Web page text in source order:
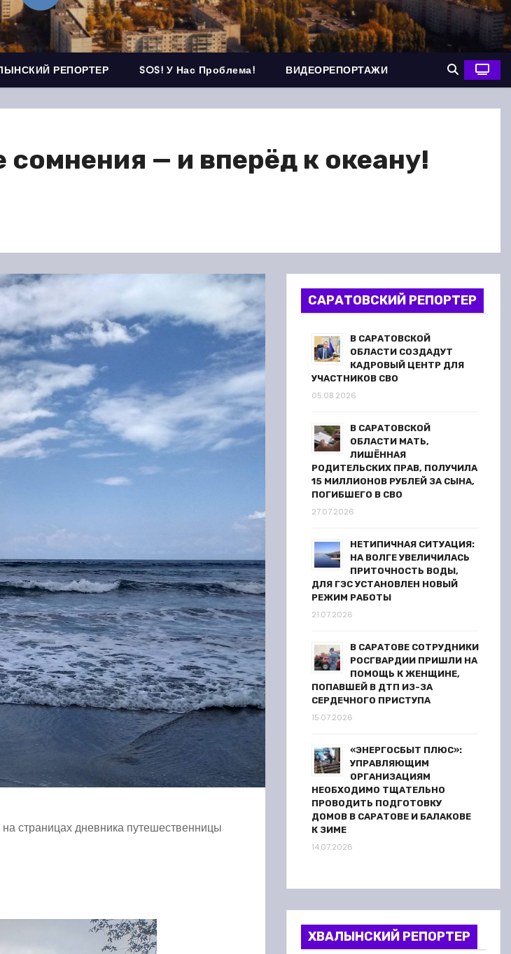
РЕПОРТЕР SOS! У Нас Проблема! ВИДЕОРЕПОРТАЖИ
— и вперёд к океану!
страницах дневника путешественницы
САРАТОВСКИЙ РЕПОРТЕР
В САРАТОВСКОЙ
ОБЛАСТИ СОЗДАДУТ
КАДРОВЫЙ ЦЕНТР ДЛЯ
УЧАСТНИКОВ СВО
05.08.2026
В САРАТОВСКОЙ
ОБЛАСТИ МАТЬ,
ЛИШЁННАЯ
РОДИТЕЛЬСКИХ ПРАВ, ПОЛУЧИЛА
15 МИЛЛИОНОВ РУБЛЕЙ ЗА СЫНА,
ПОГИБШЕГО В СВО
27.07.2026
НЕТИПИЧНАЯ СИТУАЦИЯ:
НА ВОЛГЕ УВЕЛИЧИЛАСЬ
ПРИТОЧНОСТЬ ВОДЫ,
ДЛЯ ГЭС УСТАНОВЛЕН НОВЫЙ
РЕЖИМ РАБОТЫ
21.07.2026
В САРАТОВЕ СОТРУДНИКИ
РОСГВАРДИИ ПРИШЛИ НА
ПОМОЩЬ К ЖЕНЩИНЕ,
ПОПАВШЕЙ В ДТП ИЗ-ЗА
СЕРДЕЧНОГО ПРИСТУПА
15.07.2026
«ЭНЕРГОСБЫТ ПЛЮС»:
УПРАВЛЯЮЩИМ
ОРГАНИЗАЦИЯМ
НЕОБХОДИМО ТЩАТЕЛЬНО
ПРОВОДИТЬ ПОДГОТОВКУ
ДОМОВ В САРАТОВЕ И БАЛАКОВЕ
К ЗИМЕ
14.07.2026
ХВАЛЫНСКИЙ РЕПОРТЕР